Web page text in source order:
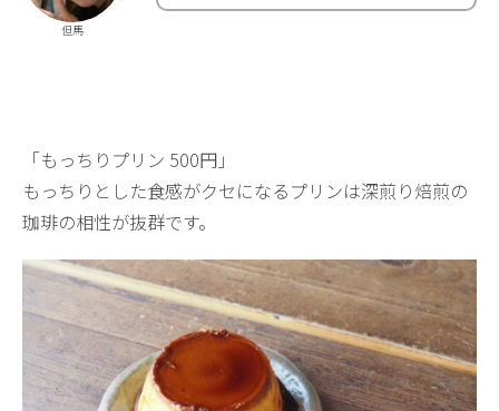
但馬
「もっちりプリン 500円」
もっちりとした食感がクセになるプリンは深煎り焙煎の
珈琲の相性が抜群です。